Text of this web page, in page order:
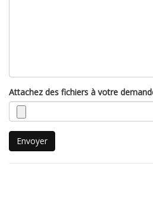
Attachez des fichiers à votre
Envoyer